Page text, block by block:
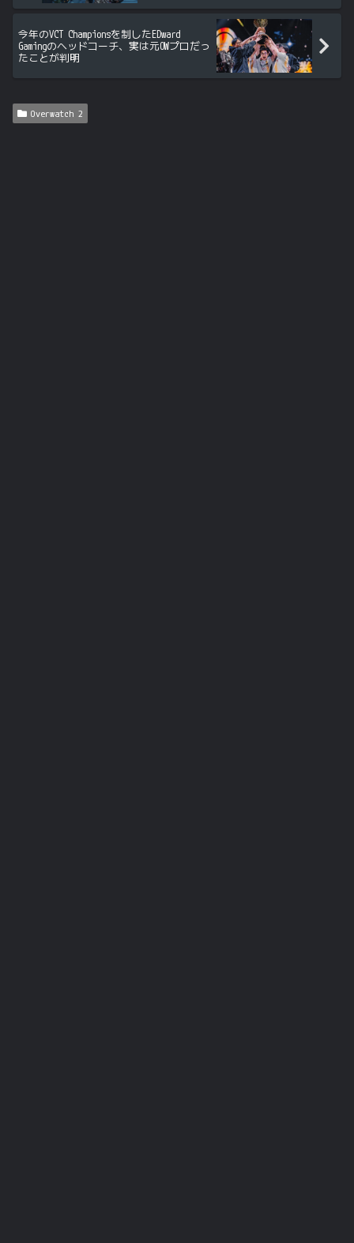
今年のVCT Championsを制したEDward
Gamingのヘッドコーチ、実は元OWプロだっ
たことが判明
Overwatch 2